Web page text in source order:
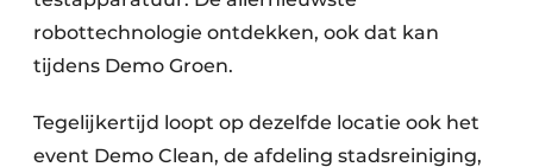
robottechnologie ontdekken, ook dat kan
tijdens Demo Groen.
Tegelijkertijd loopt op dezelfde locatie ook het
event Demo Clean, de afdeling stadsreiniging,